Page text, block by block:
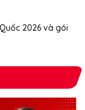
2026 và gói